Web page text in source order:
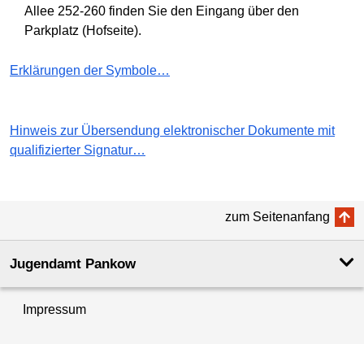
Allee 252-260 finden Sie den Eingang über den
Parkplatz (Hofseite).
Erklärungen der Symbole…
Hinweis zur Übersendung elektronischer Dokumente mit
qualifizierter Signatur…
zum Seitenanfang
Jugendamt Pankow
Impressum